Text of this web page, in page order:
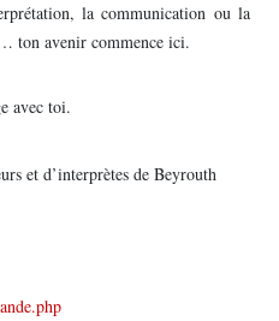
la communication ou la
ton avenir commence ici.
avec toi.
et d’interprètes de Beyrouth